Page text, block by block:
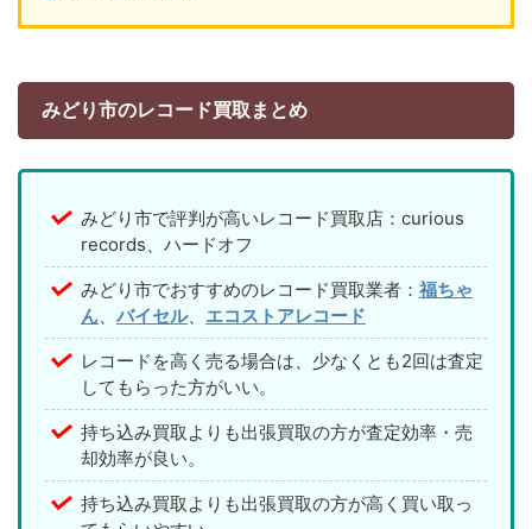
みどり市のレコード買取まとめ
みどり市で評判が高いレコード買取店：curious
records、ハードオフ
みどり市でおすすめのレコード買取業者： 福ちゃ
ん
バイセル、 エコストアレコード
レコードを高く売る場合は、少なくとも2回は査定
してもらった方がいい。
持ち込み買取よりも出張買取の方が査定効率・売
却効率が良い。
持ち込み買取よりも出張買取の方が高く買い取っ